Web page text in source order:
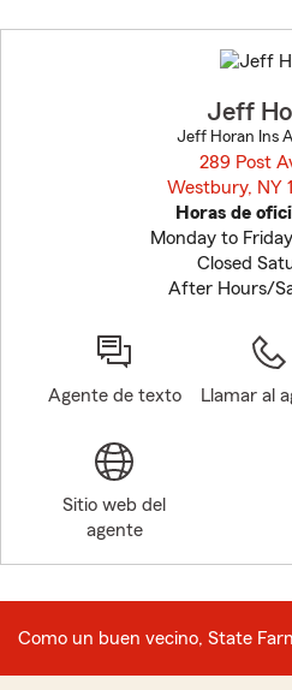
to
Jeff
Jeff Horan Ins
289 Post
Westbury, NY
Horas de
Monday to
Closed
After Hours/
Agente de texto Llamar al
Sitio web del
agente
Como un buen vecino, State